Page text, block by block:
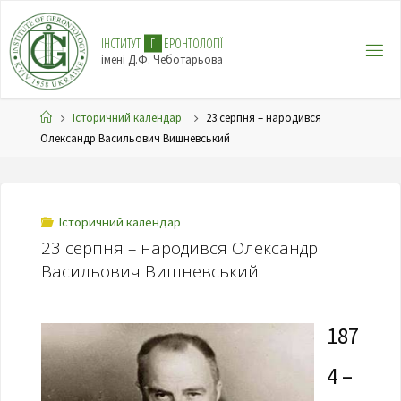
ІНСТИТУТ Г ЕРОНТОЛОГІЇ
імені Д.Ф. Чеботарьова
Історичний календар
23 серпня – народився
Олександр Васильович Вишневський
Історичний календар
23 серпня – народився Олександр
Васильович Вишневський
187
4 –